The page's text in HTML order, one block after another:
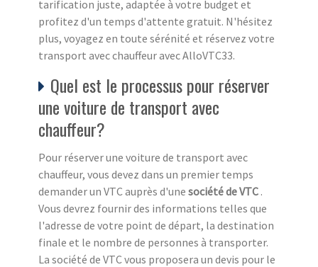
tarification juste, adaptée à votre budget et
profitez d'un temps d'attente gratuit. N'hésitez
plus, voyagez en toute sérénité et réservez votre
transport avec chauffeur avec AlloVTC33.
Quel est le processus pour réserver
une voiture de transport avec
chauffeur?
Pour réserver une voiture de transport avec
chauffeur, vous devez dans un premier temps
demander un VTC auprès d'une société de VTC .
Vous devrez fournir des informations telles que
l'adresse de votre point de départ, la destination
finale et le nombre de personnes à transporter.
La société de VTC vous proposera un devis pour le